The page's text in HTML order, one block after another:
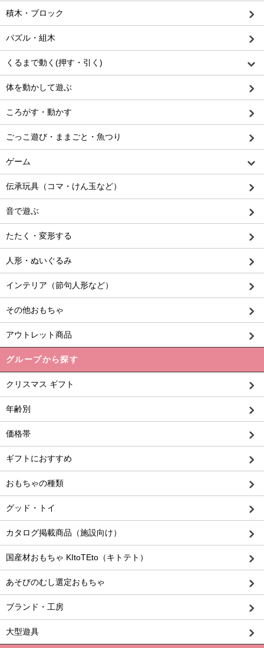
積木・ブロック
パズル・組木
くるまで動く(押す・引く)
体を動かして遊ぶ
ころがす・動かす
ごっこ遊び・ままごと・魚つり
ゲーム
伝承玩具（コマ・けん玉など）
音で遊ぶ
たたく・変形する
人形・ぬいぐるみ
インテリア（節句人形など）
その他おもちゃ
アウトレット商品
グループから探す
クリスマス ギフト
年齢別
価格帯
ギフトにおすすめ
おもちゃの種類
グッド・トイ
カタログ掲載商品（施設向け）
国産材おもちゃ KItoTEto（キトテト）
あそびのむし選定おもちゃ
ブランド・工房
大型遊具